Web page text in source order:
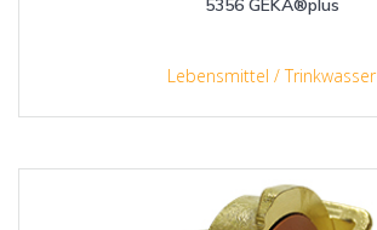
Lebensmittel / Trinkwasser